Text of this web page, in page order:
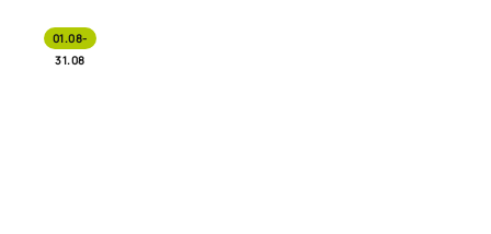
01.08-
31.08